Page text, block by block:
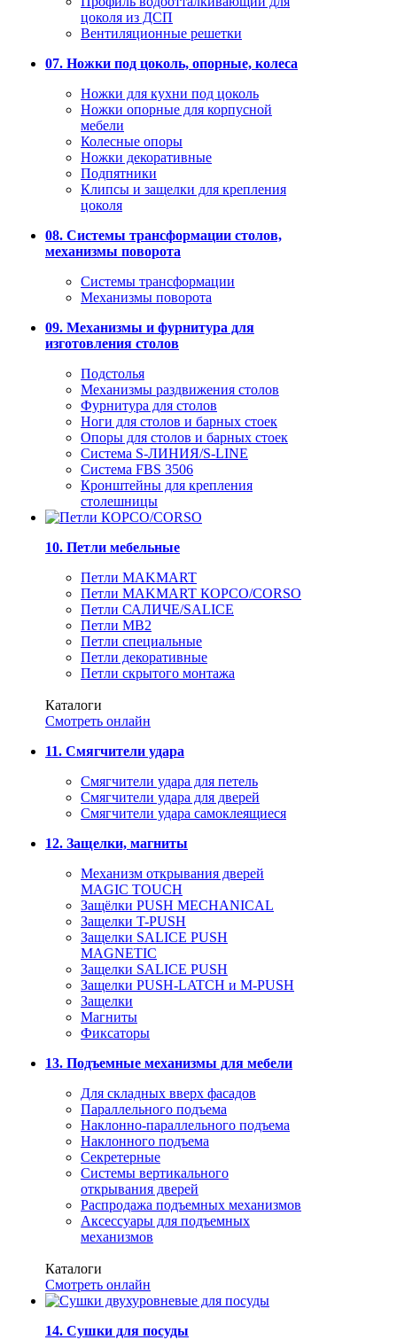
цоколя из ДСП
Вентиляционные решетки
07. Ножки под цоколь, опорные, колеса
Ножки для кухни под цоколь
Ножки опорные для корпусной
мебели
Колесные опоры
Ножки декоративные
Подпятники
Клипсы и защелки для крепления
цоколя
08. Системы трансформации столов,
механизмы поворота
Системы трансформации
Механизмы поворота
09. Механизмы и фурнитура для
изготовления столов
Подстолья
Механизмы раздвижения столов
Фурнитура для столов
Ноги для столов и барных стоек
Опоры для столов и барных стоек
Система S-ЛИНИЯ/S-LINE
Система FBS 3506
Кронштейны для крепления
столешницы
10. Петли мебельные
Петли MAKMART
Петли MAKMART КОРСО/CORSO
Петли САЛИЧЕ/SALICE
Петли MB2
Петли специальные
Петли декоративные
Петли скрытого монтажа
Каталоги
Смотреть онлайн
11. Смягчители удара
Смягчители удара для петель
Смягчители удара для дверей
Cмягчители удара самоклеящиеся
12. Защелки, магниты
Механизм открывания дверей
MAGIC TOUCH
Защёлки PUSH MECHANICAL
Защелки T-PUSH
Защелки SALICE PUSH
MAGNETIC
Защелки SALICE PUSH
Защелки PUSH-LATCH и M-PUSH
Защелки
Магниты
Фиксаторы
13. Подъемные механизмы для мебели
Для складных вверх фасадов
Параллельного подъема
Наклонно-параллельного подъема
Наклонного подъема
Секретерные
Системы вертикального
открывания дверей
Распродажа подъемных механизмов
Аксессуары для подъемных
механизмов
Каталоги
Смотреть онлайн
14. Сушки для посуды